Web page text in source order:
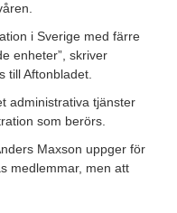
i Sverige med färre
enheter”, skriver
till Aftonbladet.
administrativa tjänster
som berörs.
Maxson uppger för
medlemmar, men att